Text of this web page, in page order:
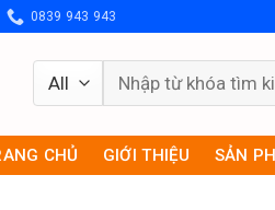
0839 943 943
Tìm
kiếm:
CHỦ GIỚI THIỆU SẢN